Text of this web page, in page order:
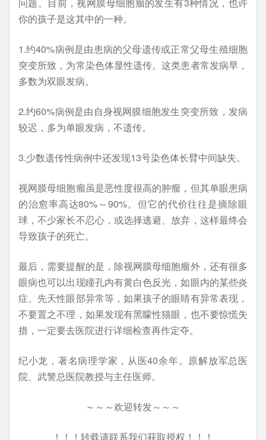
你的孩子是这其中的一种。
1.约40%病例是由患病的父母遗传或正常父母生殖细胞
突变所致，为常染色体显性遗传。这类患者常发病早，
多数为双眼发病。
2.约60%病例是由自身视网膜细胞发生突变所致，发病
较迟，多为单眼发病，不遗传。
3.少数遗传性病例中还发现13号染色体长臂中间缺失。
视网膜母细胞瘤虽是恶性度很高的肿瘤，但其单眼患病
的治愈率高达80%～90%。但它的代价往往是摘除眼
球，不少家长不忍心，或选择逃避、放弃，这样最终会
导致孩子的死亡。
最后，需要提醒的是，除视网膜母细胞瘤外，还有很多
眼病也可以出现瞳孔内有黄白色反光，如眼内的某些炎
症、先天性眼部异常等，如果孩子的眼睛有异常表现，
不要置之不理，如果发现有黑矇性猫眼，也不要惊慌失
措，一定要去医院进行详细检查再作定夺。
纪小龙，著名病理学家，从医40余年。原解放军总医
院、武警总医院教授与主任医师。
～～～欢迎转发～～～
！！！转载请联系我们获取授权！！！